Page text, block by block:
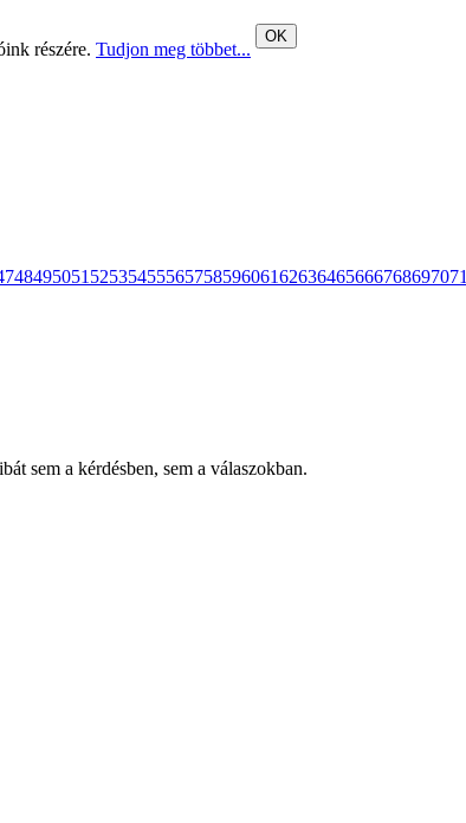
OK
részére. Tudjon meg többet...
48495051 5253545556575859606162636465666768697071
sem a kérdésben, sem a válaszokban.